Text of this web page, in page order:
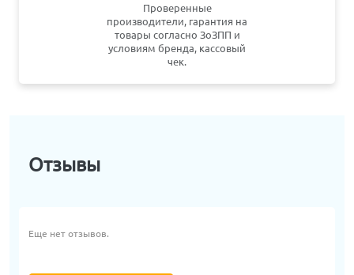
Проверенные
производители, гарантия на
товары согласно ЗоЗПП и
условиям бренда, кассовый
чек.
Отзывы
Еще нет отзывов.